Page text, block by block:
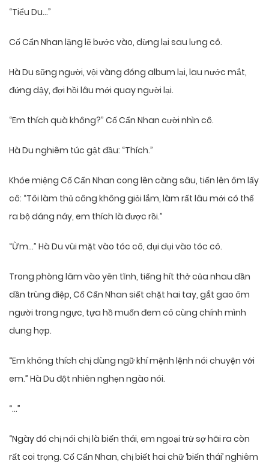
“Tiểu Du…”
Cố Cẩn Nhan lặng lẽ bước vào, dừng lại sau lưng cô.
Hà Du sững người, vội vàng đóng album lại, lau nước mắt,
đứng dậy, đợi hồi lâu mới quay người lại.
“Em thích quà không?” Cố Cẩn Nhan cười nhìn cô.
Hà Du nghiêm túc gật đầu: “Thích.”
Khóe miệng Cố Cẩn Nhan cong lên càng sâu, tiến lên ôm lấy
cô: “Tôi làm thủ công không giỏi lắm, làm rất lâu mới có thể
ra bộ dáng náy, em thích là được rồi.”
“Ừm…” Hà Du vùi mặt vào tóc cô, dụi dụi vào tóc cô.
Trong phòng lâm vào yên tĩnh, tiếng hít thở của nhau dần
dần trùng điệp, Cố Cẩn Nhan siết chặt hai tay, gắt gao ôm
người trong ngực, tựa hồ muốn đem cô cùng chính mình
dung hợp.
“Em không thích chị dùng ngữ khí mệnh lệnh nói chuyện với
em.” Hà Du đột nhiên nghẹn ngào nói.
“…”
“Ngày đó chị nói chị là biến thái, em ngoại trừ sợ hãi ra còn
rất coi trọng. Cố Cẩn Nhan, chị biết hai chữ ‘biến thái’ nghiêm